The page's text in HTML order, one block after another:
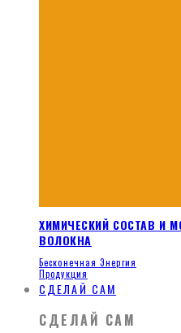
ХИМИЧЕСКИЙ СОСТАВ И
ВОЛОКНА
Бесконечная Энергия
Продукция
СДЕЛАЙ САМ
СДЕЛАЙ САМ